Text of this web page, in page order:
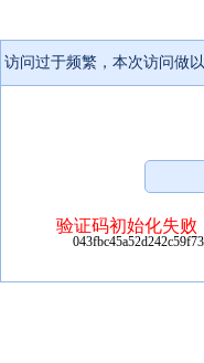
访问过于频繁，本次访问做
验证码初始化失败